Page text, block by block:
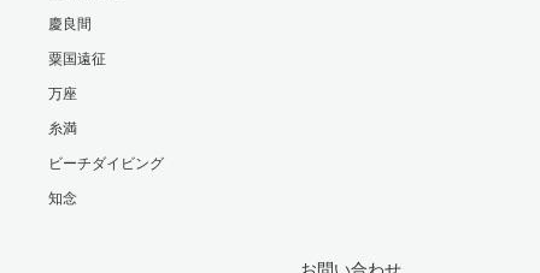
慶良間
粟国遠征
万座
糸満
ビーチダイビング
知念